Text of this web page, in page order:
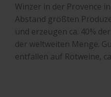
Winzer in der Provence
Abstand größten
und erzeugen ca. 40%
der weltweiten Menge.
entfallen auf Rotweine,